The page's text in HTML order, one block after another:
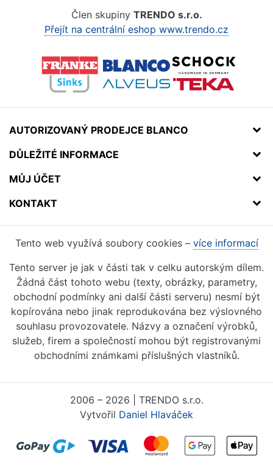
Člen skupiny TRENDO s.r.o.
Přejít na centrální eshop www.trendo.cz
AUTORIZOVANÝ PRODEJCE BLANCO
DŮLEŽITÉ INFORMACE
MŮJ ÚČET
KONTAKT
Tento web využívá soubory cookies – více informací
Tento server je jak v části tak v celku autorským dílem.
Žádná část tohoto webu (texty, obrázky, parametry,
obchodní podmínky ani další části serveru) nesmí být
kopírována nebo jinak reprodukována bez výslovného
souhlasu provozovatele. Názvy a označení výrobků,
služeb, firem a společností mohou být registrovanými
obchodními známkami příslušných vlastníků.
2006 – 2026 | TRENDO s.r.o.
Vytvořil Daniel Hlaváček